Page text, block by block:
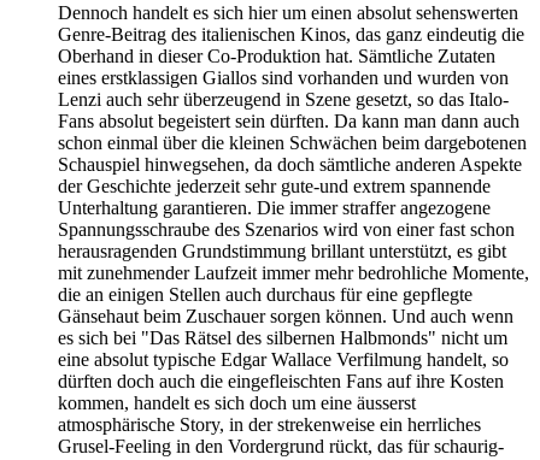
Dennoch handelt es sich hier um einen absolut sehenswerten
Genre-Beitrag des italienischen Kinos, das ganz eindeutig die
Oberhand in dieser Co-Produktion hat. Sämtliche Zutaten
eines erstklassigen Giallos sind vorhanden und wurden von
Lenzi auch sehr überzeugend in Szene gesetzt, so das Italo-
Fans absolut begeistert sein dürften. Da kann man dann auch
schon einmal über die kleinen Schwächen beim dargebotenen
Schauspiel hinwegsehen, da doch sämtliche anderen Aspekte
der Geschichte jederzeit sehr gute-und extrem spannende
Unterhaltung garantieren. Die immer straffer angezogene
Spannungsschraube des Szenarios wird von einer fast schon
herausragenden Grundstimmung brillant unterstützt, es gibt
mit zunehmender Laufzeit immer mehr bedrohliche Momente,
die an einigen Stellen auch durchaus für eine gepflegte
Gänsehaut beim Zuschauer sorgen können. Und auch wenn
es sich bei "Das Rätsel des silbernen Halbmonds" nicht um
eine absolut typische Edgar Wallace Verfilmung handelt, so
dürften doch auch die eingefleischten Fans auf ihre Kosten
kommen, handelt es sich doch um eine äusserst
atmosphärische Story, in der strekenweise ein herrliches
Grusel-Feeling in den Vordergrund rückt, das für schaurig-